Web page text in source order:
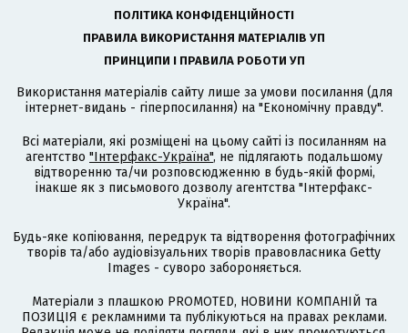
ПОЛІТИКА КОНФІДЕНЦІЙНОСТІ
ПРАВИЛА ВИКОРИСТАННЯ МАТЕРІАЛІВ УП
ПРИНЦИПИ І ПРАВИЛА РОБОТИ УП
Використання матеріалів сайту лише за умови посилання (для
інтернет-видань - гіперпосилання) на "Економічну правду".
Всі матеріали, які розміщені на цьому сайті із посиланням на
агентство "Інтерфакс-Україна", не підлягають подальшому
відтворенню та/чи розповсюдженню в будь-якій формі,
інакше як з письмового дозволу агентства "Інтерфакс-
Україна".
Будь-яке копіювання, передрук та відтворення фотографічних
творів та/або аудіовізуальних творів правовласника Getty
Images - суворо забороняється.
Матеріали з плашкою PROMOTED, НОВИНИ КОМПАНІЙ та
ПОЗИЦІЯ є рекламними та публікуються на правах реклами.